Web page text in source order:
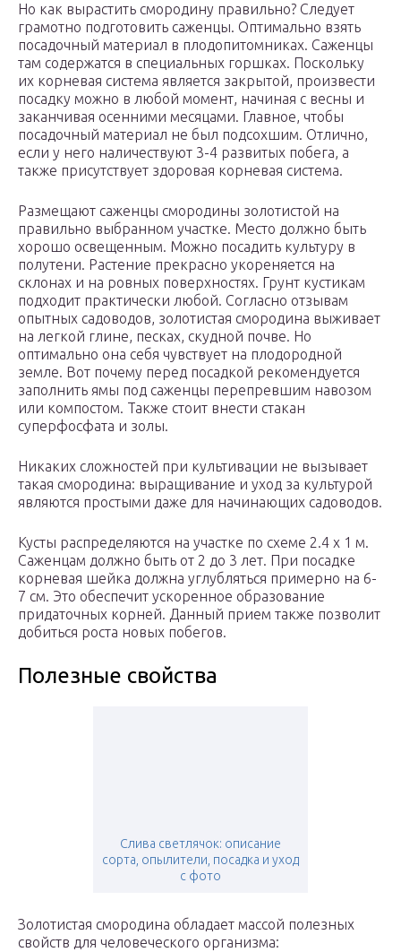
Но как вырастить смородину правильно? Следует
грамотно подготовить саженцы. Оптимально взять
посадочный материал в плодопитомниках. Саженцы
там содержатся в специальных горшках. Поскольку
их корневая система является закрытой, произвести
посадку можно в любой момент, начиная с весны и
заканчивая осенними месяцами. Главное, чтобы
посадочный материал не был подсохшим. Отлично,
если у него наличествуют 3-4 развитых побега, а
также присутствует здоровая корневая система.
Размещают саженцы смородины золотистой на
правильно выбранном участке. Место должно быть
хорошо освещенным. Можно посадить культуру в
полутени. Растение прекрасно укореняется на
склонах и на ровных поверхностях. Грунт кустикам
подходит практически любой. Согласно отзывам
опытных садоводов, золотистая смородина выживает
на легкой глине, песках, скудной почве. Но
оптимально она себя чувствует на плодородной
земле. Вот почему перед посадкой рекомендуется
заполнить ямы под саженцы перепревшим навозом
или компостом. Также стоит внести стакан
суперфосфата и золы.
Никаких сложностей при культивации не вызывает
такая смородина: выращивание и уход за культурой
являются простыми даже для начинающих садоводов.
Кусты распределяются на участке по схеме 2.4 х 1 м.
Саженцам должно быть от 2 до 3 лет. При посадке
корневая шейка должна углубляться примерно на 6-
7 см. Это обеспечит ускоренное образование
придаточных корней. Данный прием также позволит
добиться роста новых побегов.
Полезные свойства
Слива светлячок: описание
сорта, опылители, посадка и уход
с фото
Золотистая смородина обладает массой полезных
свойств для человеческого организма: